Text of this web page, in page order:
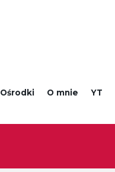
Ośrodki O mnie YT